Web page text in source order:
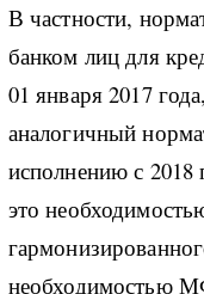
В частности,
банком лиц для
01 января 2017
аналогичный
исполнению с 2018
это
необходимостью